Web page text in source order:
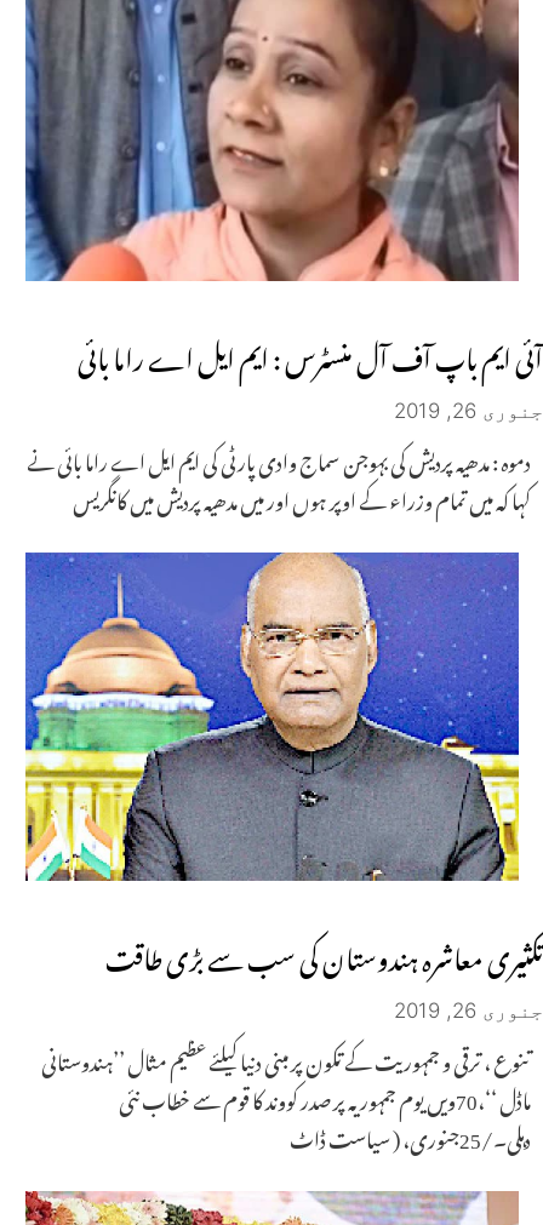
آئی ایم باپ آف آل منسٹرس : ایم ایل اے راما بائی
جنوری 26, 2019
دموہ : مدھیہ پردیش کی بہوجن سماج وادی پارٹی کی ایم ایل اے راما بائی نے
کہا کہ میں تمام وزراء کے اوپر ہوں اور میں مدھیہ پردیش میں کانگریس
تکثیری معاشرہ ہندوستان کی سب سے بڑی طاقت
جنوری 26, 2019
تنوع ، ترقی و جمہوریت کے تکون پر مبنی دنیا کیلئے عظیم مثال ’’ہندوستانی
ماڈل ‘‘،70ویں یوم جمہوریہ پر صدر کووند کا قوم سے خطاب نئی
دہلی۔/25جنوری، ( سیاست ڈاٹ